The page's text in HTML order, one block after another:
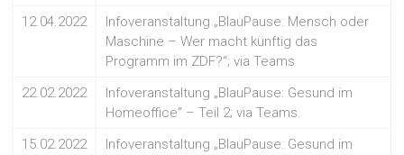
12.04.2022
Infoveranstaltung „BlauPause: Mensch oder
Maschine – Wer macht künftig das
Programm im ZDF?“; via Teams
22.02.2022
Infoveranstaltung „BlauPause: Gesund im
Homeoffice“ – Teil 2; via Teams.
15.02.2022
Infoveranstaltung „BlauPause: Gesund im